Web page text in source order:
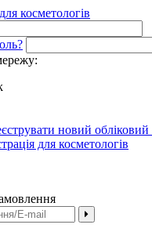
косметологів
новий обліковий
для косметологів